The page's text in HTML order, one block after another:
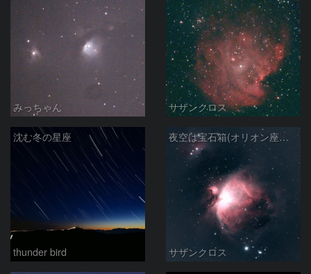
みっちゃん サザンクロス
沈む冬の星座
thunder bird
夜空は宝石箱(オリオン座大星雲 M42) Seestar50
サザンクロス